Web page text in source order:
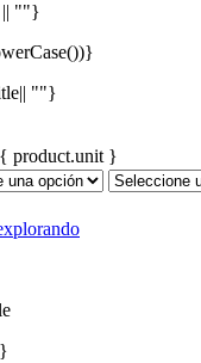
|| ""}
""}
product.unit }